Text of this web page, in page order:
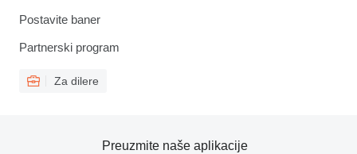
Postavite baner
Partnerski program
Za dilere
Preuzmite naše aplikacije